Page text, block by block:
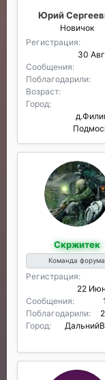
Юрий
Новичок
Регистрация
30
Сообщения
Поблагодарили
Возраст
Город
Скржитек
Команда форума
Регистрация
22
Сообщения
Поблагодарили
Город